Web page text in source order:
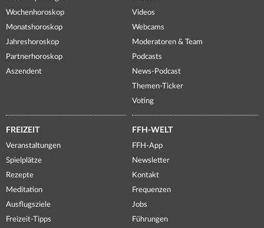
Wochenhoroskop
Monatshoroskop
Jahreshoroskop
Partnerhoroskop
Aszendent
Videos
Webcams
Moderatoren & Team
Podcasts
News-Podcast
Themen-Ticker
Voting
FREIZEIT
Veranstaltungen
Spielplätze
Rezepte
Meditation
Ausflugsziele
Freizeit-Tipps
FFH-WELT
FFH-App
Newsletter
Kontakt
Frequenzen
Jobs
Führungen